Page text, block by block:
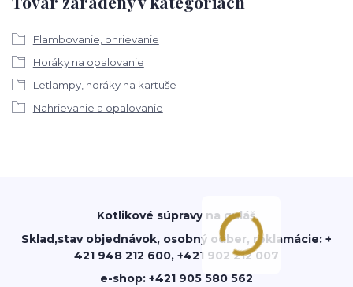
Flambovanie, ohrievanie
Horáky na opalovanie
Letlampy, horáky na kartuše
Nahrievanie a opalovanie
Kotlikové súpravy na guláš
Sklad,stav objednávok, osobný odber, reklamácie: +
421 948 212 600, +421 902 212 007
e-shop: +421 905 580 562